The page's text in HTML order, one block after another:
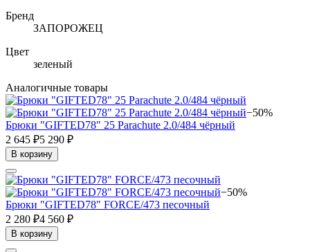
Бренд
ЗАПОРОЖЕЦ
Цвет
зеленый
Аналогичные товары
−50%
Брюки "GIFTED78" 25 Parachute 2.0/484 чёрный
2 645 ₽5 290 ₽
В корзину
−50%
Брюки "GIFTED78" FORCE/473 песочный
2 280 ₽4 560 ₽
В корзину